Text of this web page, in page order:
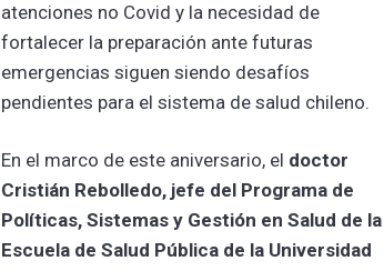
atenciones no Covid y la necesidad de
fortalecer la preparación ante futuras
emergencias siguen siendo desafíos
pendientes para el sistema de salud chileno.
En el marco de este aniversario, el doctor
Cristián Rebolledo, jefe del Programa de
Políticas, Sistemas y Gestión en Salud de la
Escuela de Salud Pública de la Universidad